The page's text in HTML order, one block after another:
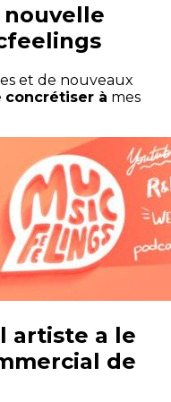
et de nouveaux
concrétiser à mes
artiste a le
de